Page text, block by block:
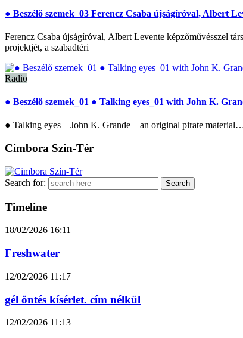
● Beszélő szemek_03 Ferencz Csaba újságíróval, Albert
Ferencz Csaba újságíróval, Albert Levente képzőművésszel
projektjét, a szabadtéri
Radio
● Beszélő szemek_01 ● Talking eyes_01 with John K.
● Talking eyes – John K. Grande – an original pirate
Cimbora Szín-Tér
Search for:
Timeline
18/02/2026 16:11
Freshwater
12/02/2026 11:17
gél öntés kísérlet. cím nélkül
12/02/2026 11:13